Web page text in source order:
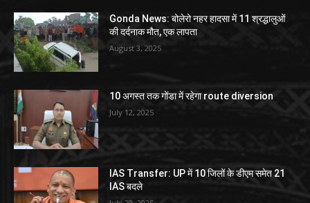
Gonda News: बोलेरो नहर हादसा में 11 श्रद्धालुओं
की दर्दनाक मौत, एक लापता
August 3, 2025
10 अगस्त तक गोंडा में रहेगा route diversion
July 12, 2025
IAS Transfer: UP में 10 जिलों के डीएम समेत 21
IAS बदले